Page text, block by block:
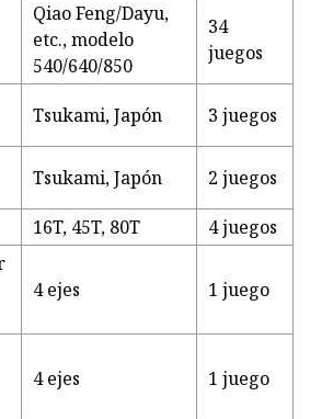
Qiao Feng/Dayu,
etc., modelo
540/640/850
34
juegos
Tsukami, Japón 3 juegos
Tsukami, Japón 2 juegos
16T, 45T, 80T
4 juegos
4 ejes 1 juego
4 ejes 1 juego